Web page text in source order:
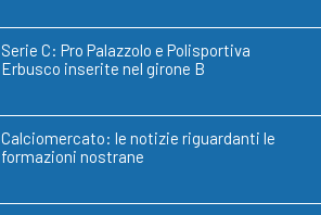
Serie C: Pro Palazzolo e Polisportiva
Erbusco inserite nel girone B
Calciomercato: le notizie riguardanti le
formazioni nostrane